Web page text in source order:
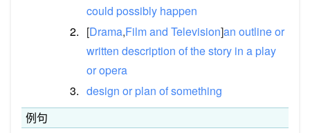
could possibly happen
2. [Drama,Filmand Television]an outlineor
written description ofthestory in a play
oropera
3. design or plan ofsomething
例句